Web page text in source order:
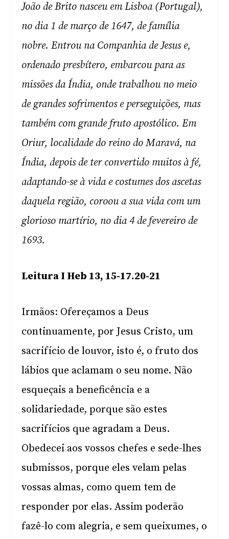
João de Brito nasceu em Lisboa (Portugal),
no dia 1 de março de 1647, de família
nobre. Entrou na Companhia de Jesus e,
ordenado presbítero, embarcou para as
missões da Índia, onde trabalhou no meio
de grandes sofrimentos e perseguições, mas
também com grande fruto apostólico. Em
Oriur, localidade do reino do Maravá, na
Índia, depois de ter convertido muitos à fé,
adaptando-se à vida e costumes dos ascetas
daquela região, coroou a sua vida com um
glorioso martírio, no dia 4 de fevereiro de
1693.
Leitura I Heb 13, 15-17.20-21
Irmãos: Ofereçamos a Deus
continuamente, por Jesus Cristo, um
sacrifício de louvor, isto é, o fruto dos
lábios que aclamam o seu nome. Não
esqueçais a beneficência e a
solidariedade, porque são estes
sacrifícios que agradam a Deus.
Obedecei aos vossos chefes e sede-lhes
submissos, porque eles velam pelas
vossas almas, como quem tem de
responder por elas. Assim poderão
fazê-lo com alegria, e sem queixumes, o